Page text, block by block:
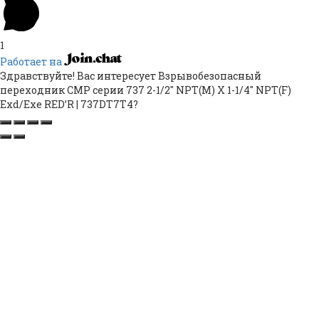
1
Работает на
Здравствуйте! Вас интересует Взрывобезопасный
переходник CMP серии 737 2-1/2″ NPT(M) X 1-1/4″ NPT(F)
Exd/Exe RED’R | 737DT7T4?